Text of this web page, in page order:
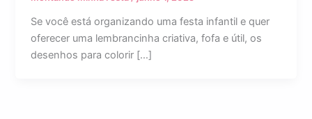
Se você está organizando uma festa infantil e quer
oferecer uma lembrancinha criativa, fofa e útil, os
desenhos para colorir […]